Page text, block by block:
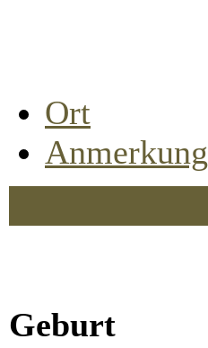
Ort
Anmerkung
Geburt